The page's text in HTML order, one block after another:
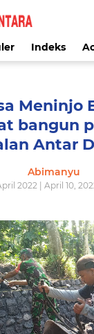
Indeks
Meninjo
bangun
Antar
Abimanyu
2022 | April 10,